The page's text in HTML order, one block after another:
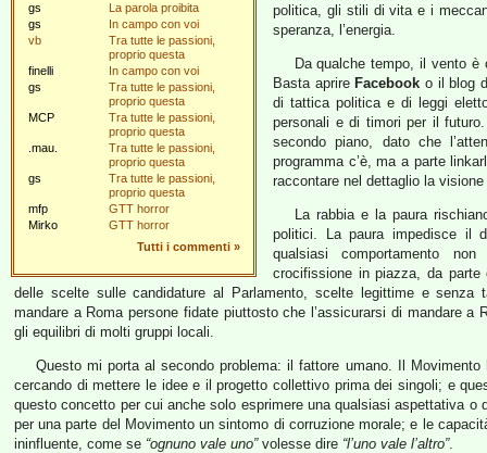
gs
La parola proibita
gs
In campo con voi
vb
Tra tutte le passioni,
proprio questa
finelli
In campo con voi
gs
Tra tutte le passioni,
proprio questa
MCP
Tra tutte le passioni,
proprio questa
.mau.
Tra tutte le passioni,
proprio questa
gs
Tra tutte le passioni,
proprio questa
mfp
GTT horror
Mirko
GTT horror
Tutti i commenti »
politica, gli stili di vita e i
speranza, l’energia.
Da qualche tempo, il vento
Basta aprire Facebook o il blog
di tattica politica e di leggi
personali e di timori per il
secondo piano, dato che
programma c’è, ma a parte
raccontare nel dettaglio la
La rabbia e la paura
politici. La paura impedisce il
qualsiasi comportamento
crocifissione in piazza, da
delle scelte sulle candidature al Parlamento, scelte legittime e senza
mandare a Roma persone fidate piuttosto che l’assicurarsi di mandare a
gli equilibri di molti gruppi locali.
Questo mi porta al secondo problema: il fattore umano. Il
cercando di mettere le idee e il progetto collettivo prima dei singoli; e
questo concetto per cui anche solo esprimere una qualsiasi aspettativa o
per una parte del Movimento un sintomo di corruzione morale; e le
ininfluente, come se “ognuno vale uno”volesse dire “l’uno vale l’altro”.